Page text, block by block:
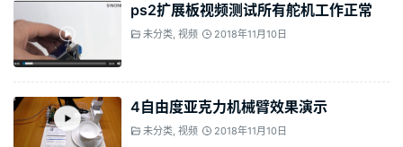
ps2扩展板视频测试所有舵机工作正常
未分类, 视频 2018年11月10日
4自由度亚克力机械臂效果演示
未分类, 视频 2018年11月10日